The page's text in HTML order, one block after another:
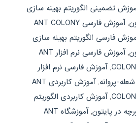
تضمینی الگوریتم بهینه سازی
,
آموزش فارسی ANT COLONY
فارسی الگوریتم بهینه سازی
,
آموزش فارسی نرم افزار ANT
,آموزش فارسی نرم افزار
پروانه,
آموزش کاربردی ANT
,آموزش کاربردی الگوریتم
در پایتون,
آموزشگاه ANT